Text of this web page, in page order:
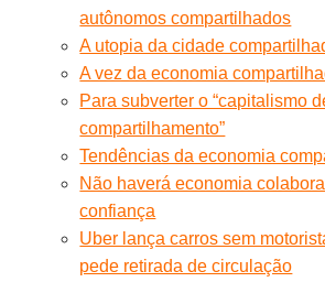
autônomos compartilhados
A utopia da cidade
A vez da economia
Para subverter o “capitalismo
compartilhamento”
Tendências da economia
Não haverá economia
confiança
Uber lança carros sem
pede retirada de circulação